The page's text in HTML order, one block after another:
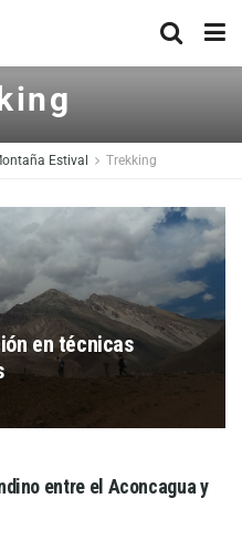
Estival Trekking
en técnicas
entre el Aconcagua y